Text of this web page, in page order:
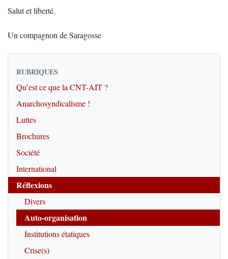
Salut et liberté.
Un compagnon de Saragosse
RUBRIQUES
Qu’est ce que la CNT-AIT ?
Anarchosyndicalisme !
Luttes
Brochures
Société
International
Réflexions
Divers
Auto-organisation
Institutions étatiques
Crise(s)